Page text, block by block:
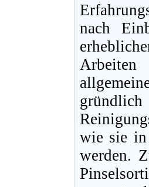
nach
wie sie in
werden.